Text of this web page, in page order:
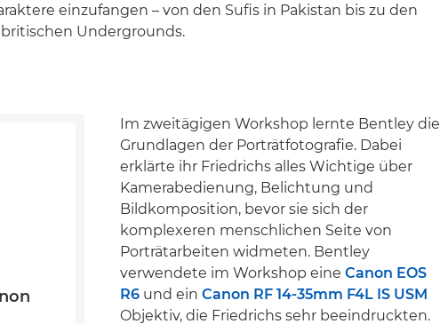
einzufangen – von den Sufis in Pakistan bis zu den
Undergrounds.
Im zweitägigen Workshop lernte Bentley die
Grundlagen der Porträtfotografie. Dabei
erklärte ihr Friedrichs alles Wichtige über
Kamerabedienung, Belichtung und
Bildkomposition, bevor sie sich der
komplexeren menschlichen Seite von
Porträtarbeiten widmeten. Bentley
verwendete im Workshop eine Canon EOS
R6 und ein Canon RF 14-35mm F4L IS USM
Objektiv, die Friedrichs sehr beeindruckten.